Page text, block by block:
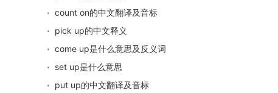
count on的中文翻译及音标
pick up的中文释义
come up是什么意思及反义词
set up是什么意思
put up的中文翻译及音标